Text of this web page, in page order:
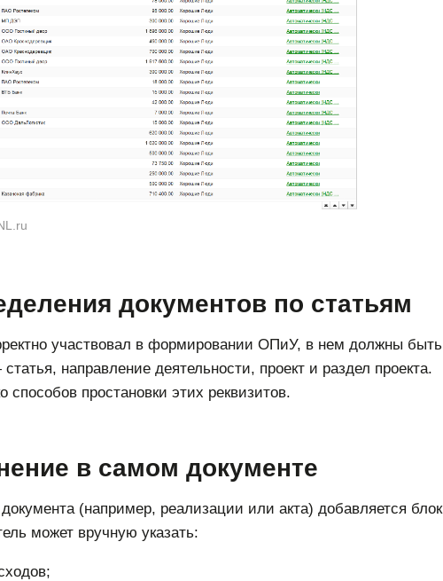
документов по статьям
участвовал в формировании ОПиУ, в нем должны быть
направление деятельности, проект и раздел проекта.
способов простановки этих реквизитов.
в самом документе
(например, реализации или акта) добавляется блок
может вручную указать: